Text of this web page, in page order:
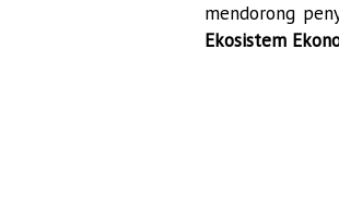
mendorong
Ekosistem